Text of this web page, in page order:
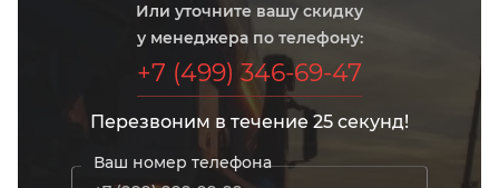
Или уточните вашу скидку
у менеджера по телефону:
+7 (499) 346-69-47
Перезвоним в течение 25 секунд!
Ваш номер телефона